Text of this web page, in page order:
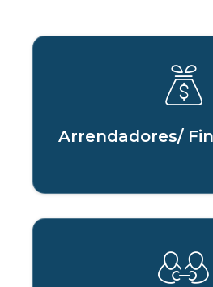
Arrendadores/